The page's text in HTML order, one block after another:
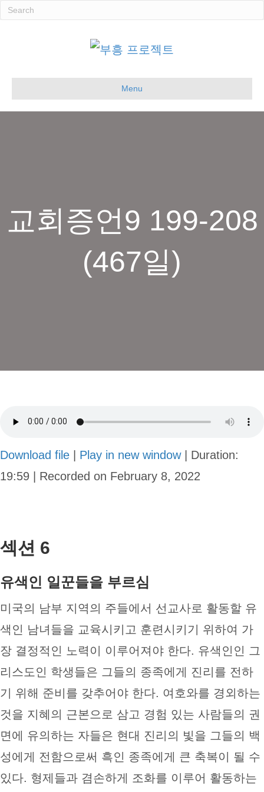
Menu
교회증언9 199-208
(467일)
Download file Play in new window| Duration:
19:59
Recorded on February 8, 2022
섹션 6
유색인 일꾼들을 부르심
미국의 남부 지역의 주들에서 선교사로 활동할 유
색인 남녀들을 교육시키고 훈련시키기 위하여 가
장 결정적인 노력이 이루어져야 한다. 유색인인 그
리스도인 학생들은 그들의 종족에게 진리를 전하
기 위해 준비를 갖추어야 한다. 여호와를 경외하는
것을 지혜의 근본으로 삼고 경험 있는 사람들의 권
면에 유의하는 자들은 현대 진리의 빛을 그들의 백
성에게 전함으로써 흑인 종족에게 큰 축복이 될 수
있다. 형제들과 겸손하게 조화를 이루어 활동하는